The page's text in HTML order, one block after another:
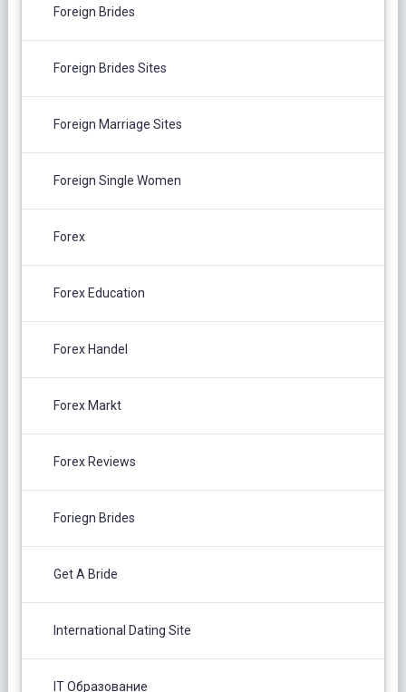
Foreign Brides
Foreign Brides Sites
Foreign Marriage Sites
Foreign Single Women
Forex
Forex Education
Forex Handel
Forex Markt
Forex Reviews
Foriegn Brides
Get A Bride
International Dating Site
IT Образование